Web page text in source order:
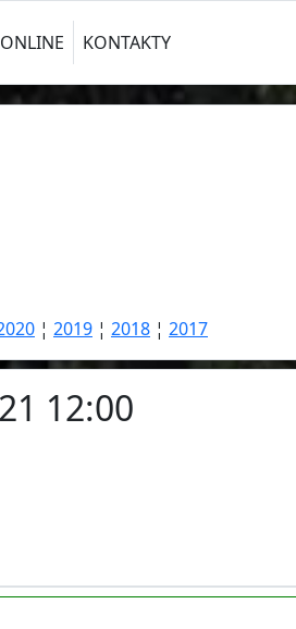
ONLINE KONTAKTY
¦ 2019 ¦ 2018 ¦ 2017
12:00